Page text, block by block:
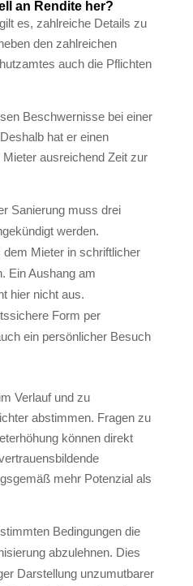
an Rendite her?
es, zahlreiche Details zu
den zahlreichen
auch die Pflichten
Beschwernisse bei einer
hat er einen
ausreichend Zeit zur
Sanierung muss drei
werden.
Mieter in schriftlicher
Ein Aushang am
hier nicht aus.
Form per
ein persönlicher Besuch
Verlauf und zu
abstimmen. Fragen zu
können direkt
mehr Potenzial als
Bedingungen die
abzulehnen. Dies
Darstellung unzumutbarer